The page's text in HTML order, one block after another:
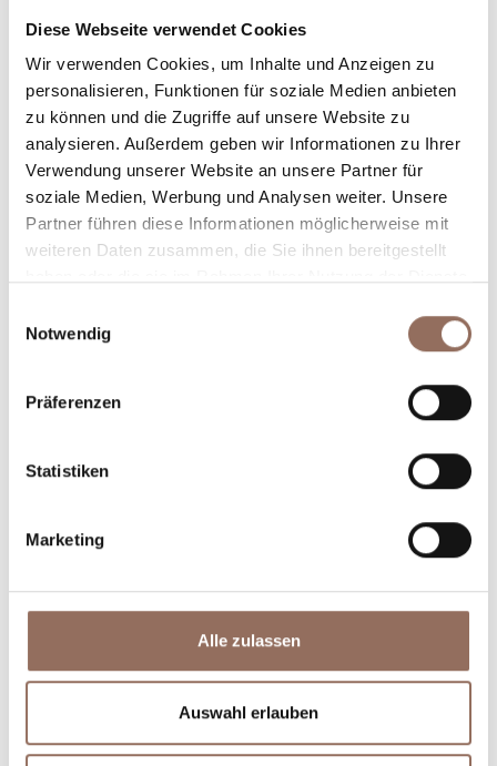
Diese Webseite verwendet Cookies
Wir verwenden Cookies, um Inhalte und Anzeigen zu
personalisieren, Funktionen für soziale Medien anbieten
zu können und die Zugriffe auf unsere Website zu
analysieren. Außerdem geben wir Informationen zu Ihrer
Verwendung unserer Website an unsere Partner für
soziale Medien, Werbung und Analysen weiter. Unsere
Partner führen diese Informationen möglicherweise mit
weiteren Daten zusammen, die Sie ihnen bereitgestellt
Notwendig
Präferenzen
Statistiken
Marketing
Alle zulassen
Auswahl erlauben
Rooms number:6
Anzahl Badezimmer:6
Beds number:10
Dein Urlaub
Plane, wo du übernachtest und isst, was du in jedem
willst, mit einem Blick aufs Wetter in Echtzeit.